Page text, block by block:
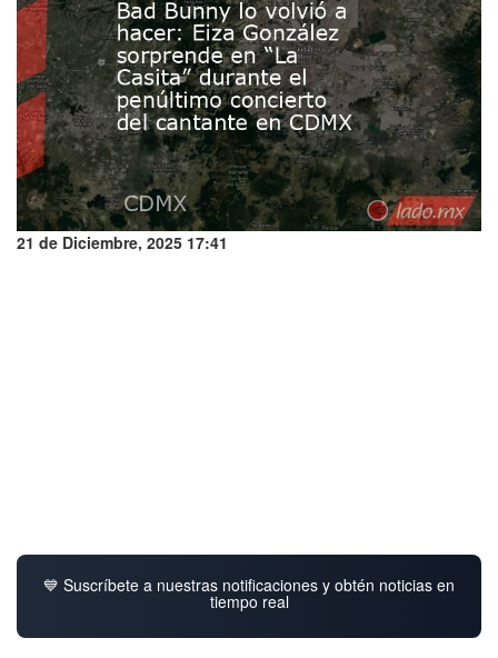
21 de Diciembre, 2025 17:41
💙 Suscríbete a nuestras notificaciones y obtén noticias en
tiempo real